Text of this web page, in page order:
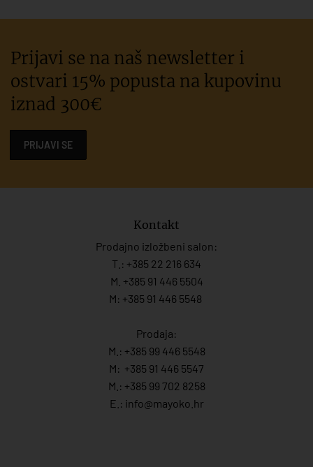
Prijavi se na naš newsletter i
ostvari 15% popusta na kupovinu
iznad 300€
PRIJAVI SE
Kontakt
Prodajno izložbeni salon:
T.: +385 22 216 634
M. +385 91 446 5504
M: +385 91 446 5548
Prodaja:
M.: +385 99 446 5548
M: +385 91 446 5547
M.: +385 99 702 8258
E.: info@mayoko. hr